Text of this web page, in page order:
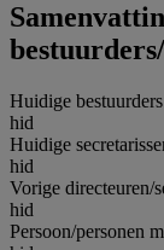
Huidige bestuurders
hid
Huidige
hid
Vorige directeuren/
hid
Persoon/personen